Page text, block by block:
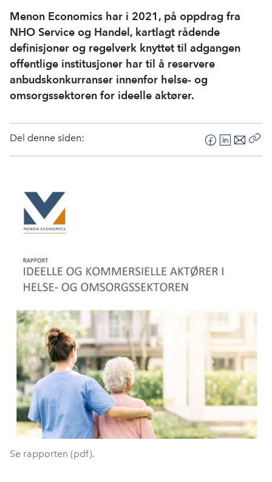
Menon Economics har i 2021, på oppdrag fra
NHO Service og Handel, kartlagt rådende
definisjoner og regelverk knyttet til adgangen
offentlige institusjoner har til å reservere
anbudskonkurranser innenfor helse- og
omsorgssektoren for ideelle aktører.
Del denne siden:
F
a
L
i
E
-
Se rapporten (pdf).